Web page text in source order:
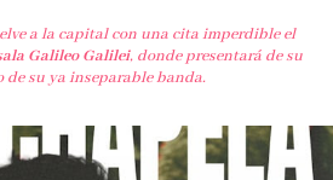
a la capital con una cita imperdible el
Galileo Galilei, donde presentará de su
su ya inseparable banda.